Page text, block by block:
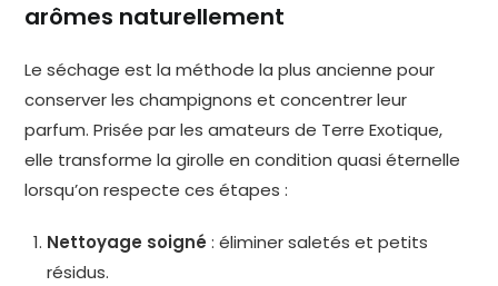
arômes naturellement
Le séchage est la méthode la plus ancienne pour
conserver les champignons et concentrer leur
parfum. Prisée par les amateurs de Terre Exotique,
elle transforme la girolle en condition quasi éternelle
lorsqu’on respecte ces étapes :
Nettoyage soigné : éliminer saletés et petits
résidus.